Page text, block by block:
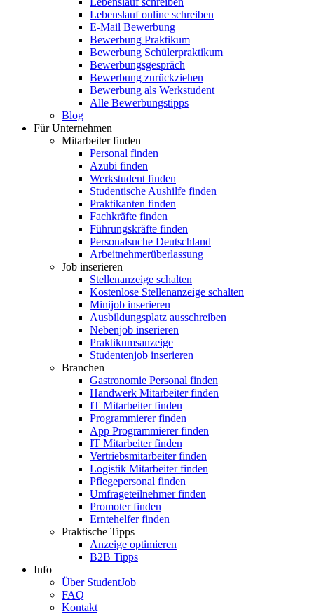
Lebenslauf online schreiben
E-Mail Bewerbung
Bewerbung Praktikum
Bewerbung Schülerpraktikum
Bewerbungsgespräch
Bewerbung zurückziehen
Bewerbung als Werkstudent
Alle Bewerbungstipps
Blog
Für Unternehmen
Mitarbeiter finden
Personal finden
Azubi finden
Werkstudent finden
Studentische Aushilfe finden
Praktikanten finden
Fachkräfte finden
Führungskräfte finden
Personalsuche Deutschland
Arbeitnehmerüberlassung
Job inserieren
Stellenanzeige schalten
Kostenlose Stellenanzeige schalten
Minijob inserieren
Ausbildungsplatz ausschreiben
Nebenjob inserieren
Praktikumsanzeige
Studentenjob inserieren
Branchen
Gastronomie Personal finden
Handwerk Mitarbeiter finden
IT Mitarbeiter finden
Programmierer finden
App Programmierer finden
IT Mitarbeiter finden
Vertriebsmitarbeiter finden
Logistik Mitarbeiter finden
Pflegepersonal finden
Umfrageteilnehmer finden
Promoter finden
Erntehelfer finden
Praktische Tipps
Anzeige optimieren
B2B Tipps
Info
Über StudentJob
FAQ
Kontakt